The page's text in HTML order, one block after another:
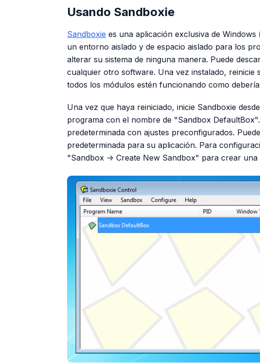
Usando Sandboxie
Sandboxie es una aplicación exclusiva de
un entorno aislado y de espacio aislado para los
alterar su sistema de ninguna manera. Puede
cualquier otro software. Una vez instalado, reinicie
todos los módulos estén funcionando como
Una vez que haya reiniciado, inicie Sandboxie
programa con el nombre de "Sandbox
predeterminada con ajustes preconfigurados.
predeterminada para su aplicación. Para
"Sandbox -> Create New Sandbox" para crear una